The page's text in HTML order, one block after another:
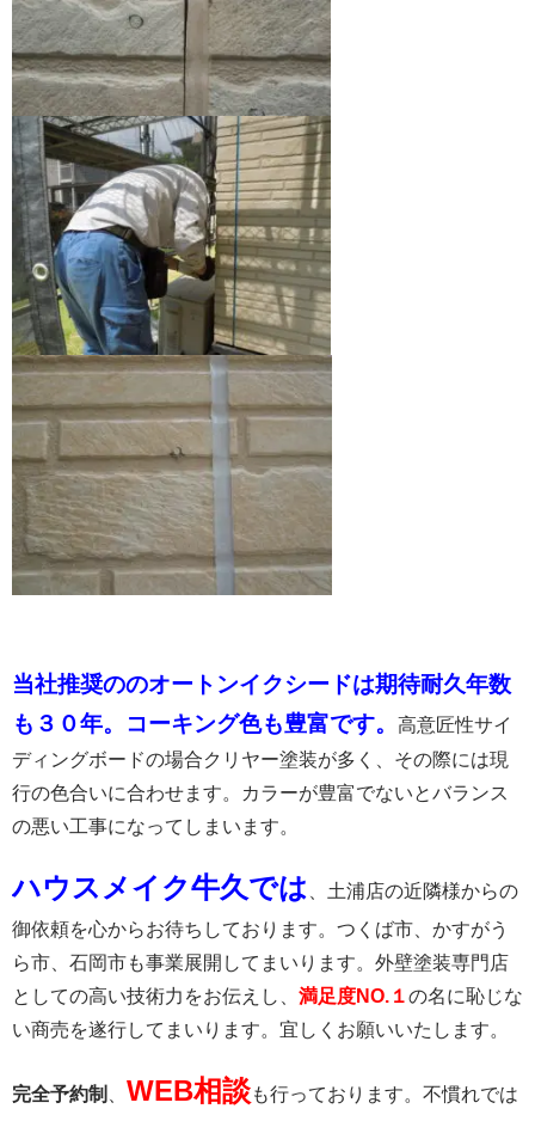
当社推奨ののオートンイクシードは期待耐久年数
も３０年。 コーキング色も豊富です。
高意匠性サイ
ディングボードの場合クリヤー塗装が多く、その際には現
行の色合いに合わせます。カラーが豊富でないとバランス
の悪い工事になってしまいます。
ハウスメイク牛久では
、土浦店の近隣様からの
御依頼を心からお待ちしております。つくば市、かすがう
ら市、石岡市も事業展開してまいります。外壁塗装専門店
としての高い技術力をお伝えし、 満足度NO.１の名に恥じな
い商売を遂行してまいります。宜しくお願いいたします。
完全予約制 WEB相談も行っております。不慣れでは